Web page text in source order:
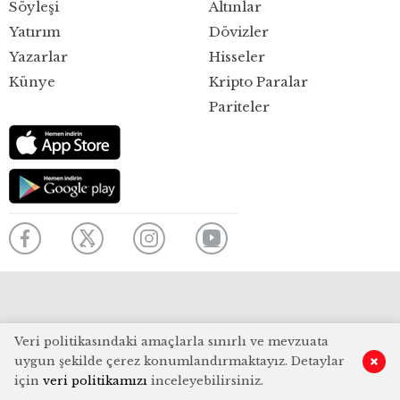
Söyleşi
Yatırım
Yazarlar
Künye
Altınlar
Dövizler
Hisseler
Kripto Paralar
Pariteler
Veri politikasındaki amaçlarla sınırlı ve mevzuata
uygun şekilde çerez konumlandırmaktayız. Detaylar
için veri politikamızı inceleyebilirsiniz.